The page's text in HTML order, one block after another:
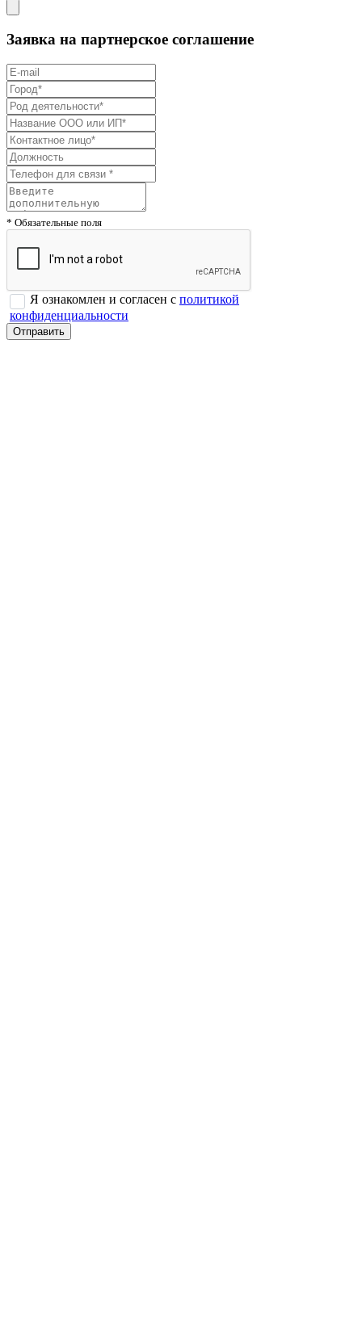
Заявка на партнерское соглашение
* Обязательные поля
Я ознакомлен и согласен с политикой
конфиденциальности